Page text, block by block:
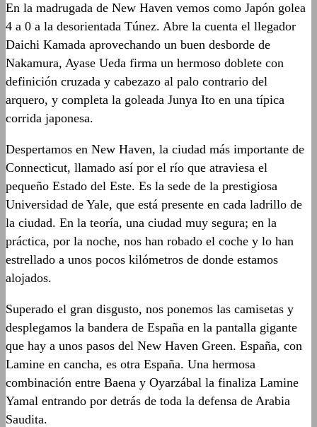
En la madrugada de New Haven vemos como Japón golea
4 a 0 a la desorientada Túnez. Abre la cuenta el llegador
Daichi Kamada aprovechando un buen desborde de
Nakamura, Ayase Ueda firma un hermoso doblete con
definición cruzada y cabezazo al palo contrario del
arquero, y completa la goleada Junya Ito en una típica
corrida japonesa.
Despertamos en New Haven, la ciudad más importante de
Connecticut, llamado así por el río que atraviesa el
pequeño Estado del Este. Es la sede de la prestigiosa
Universidad de Yale, que está presente en cada ladrillo de
la ciudad. En la teoría, una ciudad muy segura; en la
práctica, por la noche, nos han robado el coche y lo han
estrellado a unos pocos kilómetros de donde estamos
alojados.
Superado el gran disgusto, nos ponemos las camisetas y
desplegamos la bandera de España en la pantalla gigante
que hay a unos pasos del New Haven Green. España, con
Lamine en cancha, es otra España. Una hermosa
combinación entre Baena y Oyarzábal la finaliza Lamine
Yamal entrando por detrás de toda la defensa de Arabia
Saudita.